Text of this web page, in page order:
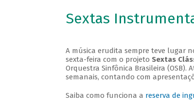
Sextas
A música erudita sempre teve lugar
sexta-feira com o projeto Sextas
Orquestra Sinfônica Brasileira (OSB).
semanais, contando com
Saiba como funciona a reserva de